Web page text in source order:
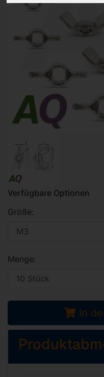
Verfügbare Optionen
Größe:
Menge:
In